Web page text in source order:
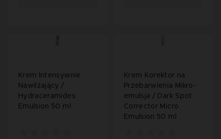
Krem Intensywnie
Nawilżający /
Hydraceramides
Emulsion 50 ml
Krem Korektor na
Przebarwienia Mikro-
emulsja / Dark Spot
Corrector Micro
Emulsion 50 ml